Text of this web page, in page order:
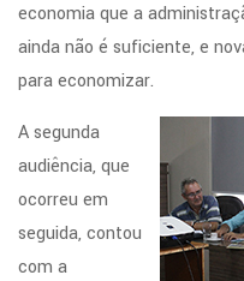
economia que a
ainda não é suficiente, e
para economizar.
A segunda
audiência, que
ocorreu em
seguida, contou
com a